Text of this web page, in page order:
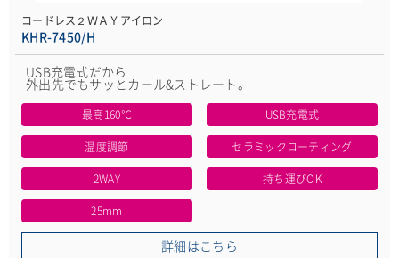
コードレス２ＷＡＹアイロン
KHR-7450/H
USB充電式だから
外出先でもサッとカール&ストレート。
最高160℃ USB充電式
温度調節 セラミックコーティング
2WAY 持ち運びOK
25mm
詳細はこちら